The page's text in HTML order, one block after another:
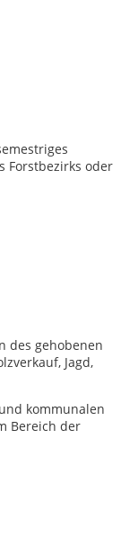
Forstbezirks oder
des gehobenen
Jagd,
kommunalen
Bereich der